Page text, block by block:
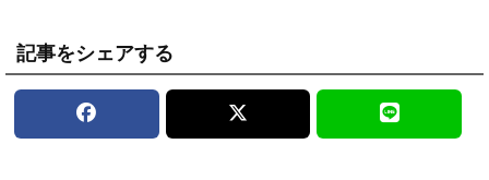
記事をシェアする